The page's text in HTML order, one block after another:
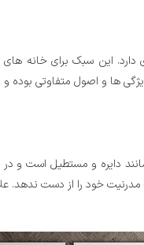
این سبک برای خانه
ها و اصول متفاوتی بوده و
دایره و مستطیل است و
خود را از دست ندهد.